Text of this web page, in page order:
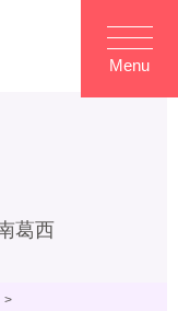
Menu
葛西